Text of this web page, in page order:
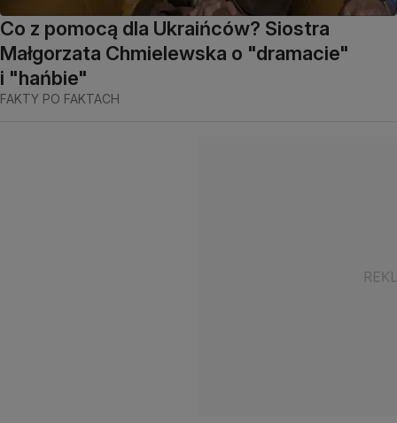
Co z pomocą dla Ukraińców? Siostra
Małgorzata Chmielewska o "dramacie"
i "hańbie"
FAKTY PO FAKTACH